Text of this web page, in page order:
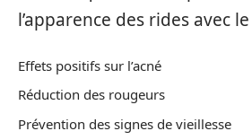
l’apparence des rides avec
Effets positifs sur l’acné
Réduction des rougeurs
Prévention des signes de vieillesse